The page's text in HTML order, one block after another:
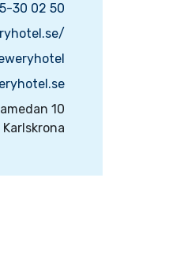
30 02 50
10
Karlskrona